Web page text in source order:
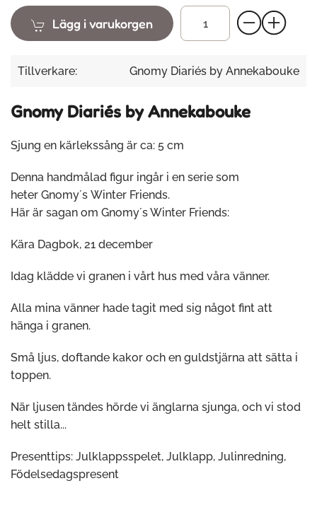
Lägg i varukorgen
Tillverkare: Gnomy Diariés by Annekabouke
Gnomy Diariés by Annekabouke
Sjung en kärlekssång är ca: 5 cm
Denna handmålad figur ingår i en serie som
heter Gnomy´s Winter Friends.
Här är sagan om Gnomy´s Winter Friends:
Kära Dagbok, 21 december
Idag klädde vi granen i vårt hus med våra vänner.
Alla mina vänner hade tagit med sig något fint att
hänga i granen.
Små ljus, doftande kakor och en guldstjärna att sätta i
toppen.
När ljusen tändes hörde vi änglarna sjunga, och vi stod
helt stilla...
Presenttips: Julklappsspelet, Julklapp, Julinredning,
Födelsedagspresent